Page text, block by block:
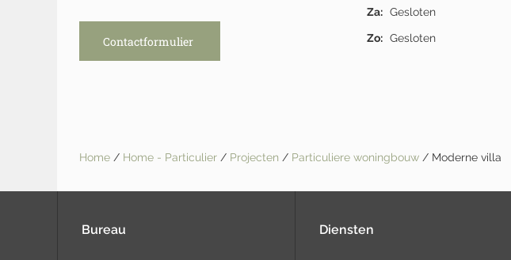
Contactformulier
Za: Gesloten
Zo: Gesloten
Home / Home - Particulier / Projecten / Particuliere woningbouw / Moderne villa
Bureau Diensten